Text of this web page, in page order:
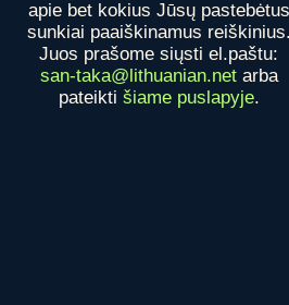
apie bet kokius Jūsų pastebėtus
sunkiai paaiškinamus reiškinius.
Juos prašome siųsti el.paštu:
san-taka@lithuanian.netarba
pateikti šiame puslapyje.